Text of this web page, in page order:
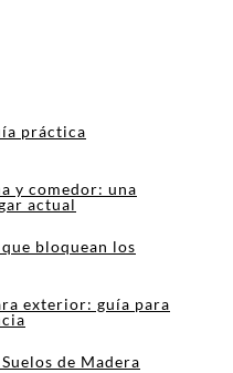
práctica
y comedor: una
actual
bloquean los
exterior: guía para
de Madera